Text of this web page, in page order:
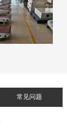
常见问题